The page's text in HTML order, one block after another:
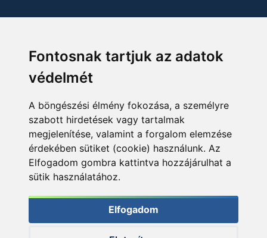
Fontosnak tartjuk az adatok
védelmét
A böngészési élmény fokozása, a személyre
szabott hirdetések vagy tartalmak
megjelenítése, valamint a forgalom elemzése
érdekében sütiket (cookie) használunk. Az
Elfogadom gombra kattintva hozzájárulhat a
sütik használatához.
Elfogadom